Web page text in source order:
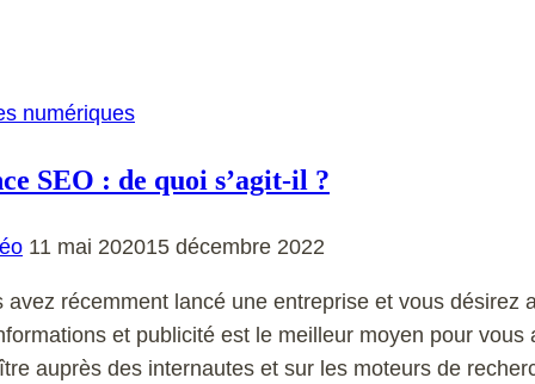
numériques
SEO : de quoi s’agit-il ?
11 mai 202015 décembre 2022
avez récemment lancé une entreprise et vous désirez
et publicité est le meilleur moyen pour
auprès des internautes et sur les moteurs de